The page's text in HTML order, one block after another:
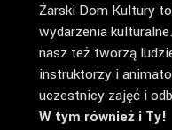
Żarski Dom Kultury
wydarzenia
nasz też tworzą
instruktorzy i
uczestnicy zajęć i
W tym również i Ty!